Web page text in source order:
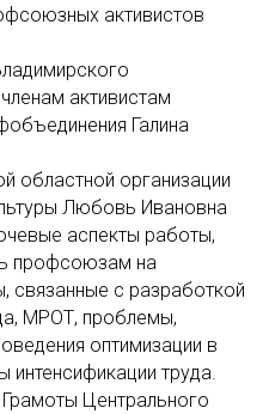
активистов
активистам
Галина
областной организации
Любовь Ивановна
аспекты работы,
профсоюзам на
связанные с разработкой
МРОТ, проблемы,
оптимизации в
труда.
Центрального